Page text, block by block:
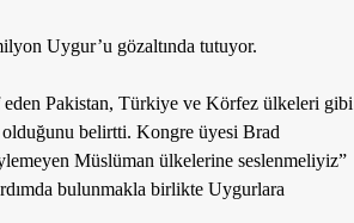
Uygur’u gözaltında tutuyor.
Pakistan, Türkiye ve Körfez ülkeleri gibi
olduğunu belirtti. Kongre üyesi Brad
Müslüman ülkelerine seslenmeliyiz”
bulunmakla birlikte Uygurlara